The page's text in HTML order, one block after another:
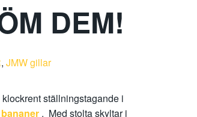
DEM!
,JMW gillar
ställningstagande i
. Med stolta skyltar i